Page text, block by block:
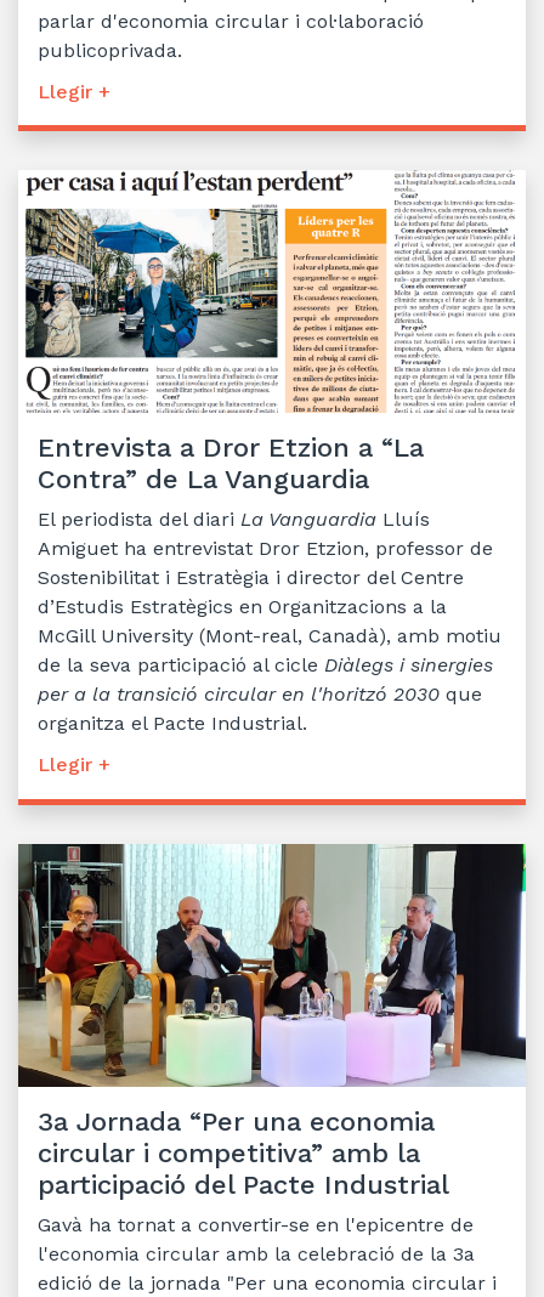
parlar d'economia circular i col·laboració
publicoprivada.
Llegir +
Entrevista a Dror Etzion a “La
Contra” de La Vanguardia
El periodista del diari La Vanguardia Lluís
Amiguet ha entrevistat Dror Etzion, professor de
Sostenibilitat i Estratègia i director del Centre
d’Estudis Estratègics en Organitzacions a la
McGill University (Mont-real, Canadà), amb motiu
de la seva participació al cicle Diàlegs i sinergies
per a la transició circular en l'horitzó 2030 que
organitza el Pacte Industrial.
Llegir +
3a Jornada “Per una economia
circular i competitiva” amb la
participació del Pacte Industrial
Gavà ha tornat a convertir-se en l'epicentre de
l'economia circular amb la celebració de la 3a
edició de la jornada "Per una economia circular i